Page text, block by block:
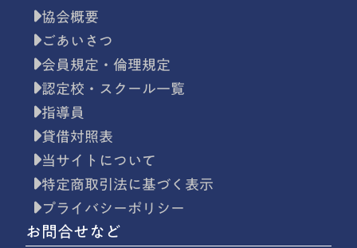
協会概要
ごあいさつ
会員規定・倫理規定
認定校・スクール一覧
指導員
貸借対照表
当サイトについて
特定商取引法に基づく表示
プライバシーポリシー
お問合せなど